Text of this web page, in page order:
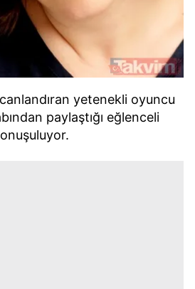
yetenekli oyuncu
paylaştığı eğlenceli